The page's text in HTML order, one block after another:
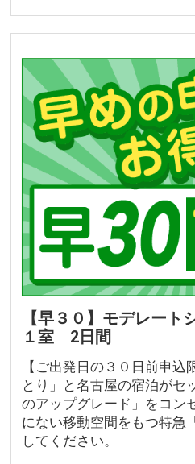
【早３０】モデレー
１室 2日間
【ご出発日の３０日前申
とり」と名古屋の宿泊がセ
のアップグレード」をコン
にない移動空間をもつ特急
してください。